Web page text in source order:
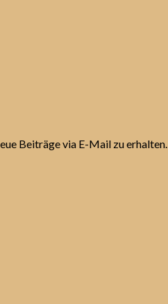
Beiträge via E-Mail zu erhalten.